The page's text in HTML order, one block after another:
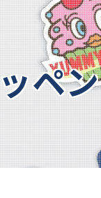
ペン